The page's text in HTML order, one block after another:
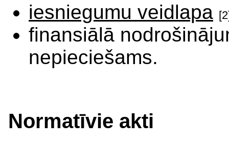
iesniegumu veidlapa
finansiālā
nepieciešams.
Normatīvie akti